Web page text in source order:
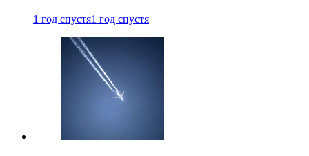
1 год спустя1 год спустя